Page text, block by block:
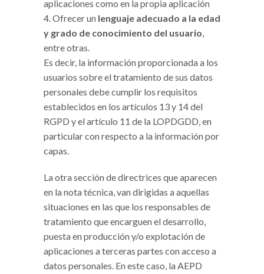
aplicaciones como en la propia aplicación
Ofrecer un lenguaje adecuado a la edad
y grado de conocimiento del usuario,
entre otras.
Es decir, la información proporcionada a los
usuarios sobre el tratamiento de sus datos
personales debe cumplir los requisitos
establecidos en los artículos 13 y 14 del
RGPD y el artículo 11 de la LOPDGDD, en
particular con respecto a la información por
capas.
La otra sección de directrices que aparecen
en la nota técnica, van dirigidas a aquellas
situaciones en las que los responsables de
tratamiento que encarguen el desarrollo,
puesta en producción y/o explotación de
aplicaciones a terceras partes con acceso a
datos personales. En este caso, la AEPD